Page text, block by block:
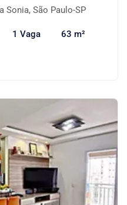
Sonia, São Paulo-SP
1 Vaga 63 m²